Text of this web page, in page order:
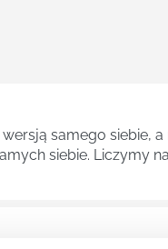
samego siebie,
siebie. Liczymy